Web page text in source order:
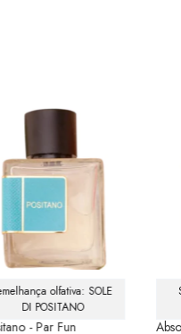
olfativa: SOLE
DI POSITANO
- Par Fun